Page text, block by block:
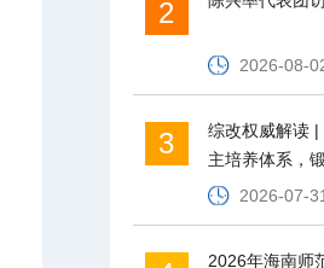
2
2026-08-
3
综改权威解读 |
主培养体系，
才梯队2026-07-31
2026年海南师